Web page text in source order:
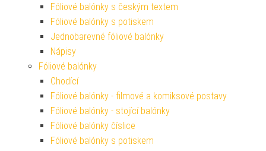
Fóliové balónky s českým textem
Fóliové balónky s potiskem
Jednobarevné fóliové balónky
Nápisy
Fóliové balónky
Chodící
Fóliové balónky - filmové a komiksové postavy
Fóliové balónky - stojící balónky
Fóliové balónky číslice
Fóliové balónky s potiskem